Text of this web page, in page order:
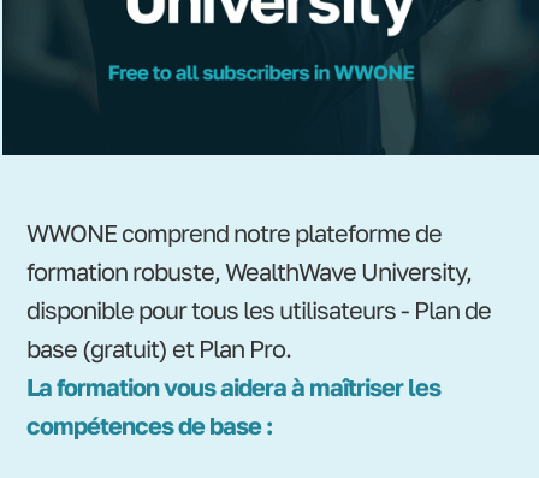
WWONE comprend notre plateforme de
formation robuste, WealthWave University,
disponible pour tous les utilisateurs - Plan de
base (gratuit) et Plan Pro.
La formation vous aidera à maîtriser les
compétences de base :